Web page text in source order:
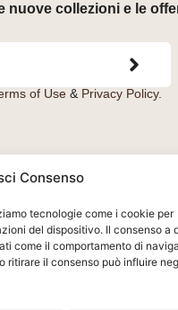
Consenso
tecnologie come i cookie per
del dispositivo. Il consenso a
come il comportamento di
ritirare il consenso può influire
nuove collezioni e le
of Use& Privacy Policy.
S.r.l.